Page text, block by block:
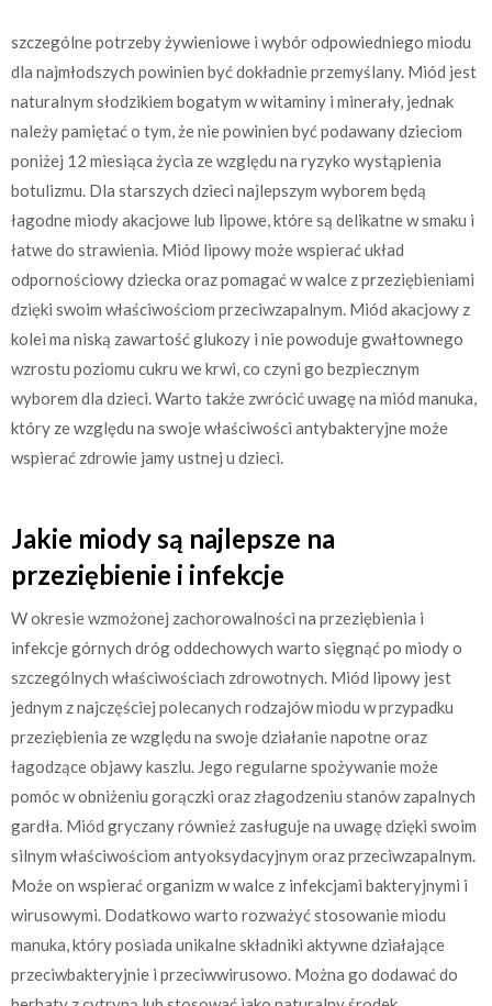
szczególne potrzeby żywieniowe i wybór odpowiedniego miodu
dla najmłodszych powinien być dokładnie przemyślany. Miód jest
naturalnym słodzikiem bogatym w witaminy i minerały, jednak
należy pamiętać o tym, że nie powinien być podawany dzieciom
poniżej 12 miesiąca życia ze względu na ryzyko wystąpienia
botulizmu. Dla starszych dzieci najlepszym wyborem będą
łagodne miody akacjowe lub lipowe, które są delikatne w smaku i
łatwe do strawienia. Miód lipowy może wspierać układ
odpornościowy dziecka oraz pomagać w walce z przeziębieniami
dzięki swoim właściwościom przeciwzapalnym. Miód akacjowy z
kolei ma niską zawartość glukozy i nie powoduje gwałtownego
wzrostu poziomu cukru we krwi, co czyni go bezpiecznym
wyborem dla dzieci. Warto także zwrócić uwagę na miód manuka,
który ze względu na swoje właściwości antybakteryjne może
wspierać zdrowie jamy ustnej u dzieci.
Jakie miody są najlepsze na
przeziębienie i infekcje
W okresie wzmożonej zachorowalności na przeziębienia i
infekcje górnych dróg oddechowych warto sięgnąć po miody o
szczególnych właściwościach zdrowotnych. Miód lipowy jest
jednym z najczęściej polecanych rodzajów miodu w przypadku
przeziębienia ze względu na swoje działanie napotne oraz
łagodzące objawy kaszlu. Jego regularne spożywanie może
pomóc w obniżeniu gorączki oraz złagodzeniu stanów zapalnych
gardła. Miód gryczany również zasługuje na uwagę dzięki swoim
silnym właściwościom antyoksydacyjnym oraz przeciwzapalnym.
Może on wspierać organizm w walce z infekcjami bakteryjnymi i
wirusowymi. Dodatkowo warto rozważyć stosowanie miodu
manuka, który posiada unikalne składniki aktywne działające
przeciwbakteryjnie i przeciwwirusowo. Można go dodawać do